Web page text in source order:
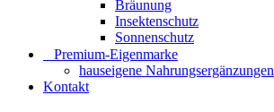
Bräunung
Insektenschutz
Sonnenschutz
⠀​Premium-Eigenmarke
hauseigene Nahrungsergänzungen
Kontakt